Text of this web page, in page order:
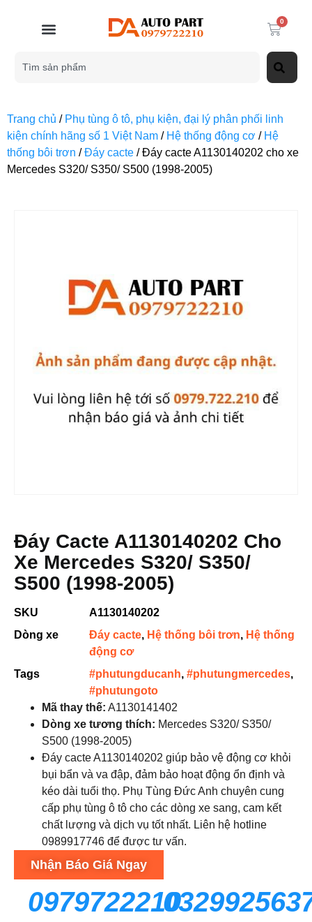
0
Trang chủ / Phụ tùng ô tô, phụ kiện, đại lý phân phối linh
kiện chính hãng số 1 Việt Nam / Hệ thống động cơ / Hệ
thống bôi trơn /Đáy cacte / Đáy cacte A1130140202 cho xe
Mercedes S320/ S350/ S500 (1998-2005)
Đáy Cacte A1130140202 Cho
Xe Mercedes S320/ S350/
S500 (1998-2005)
SKU
A1130140202
Dòng xe
Đáy cacte, Hệ thống bôi trơn, Hệ thống
động cơ
Tags
#phutungducanh, #phutungmercedes,
#phutungoto
Mã thay thế: A1130141402
Dòng xe tương thích: Mercedes S320/ S350/
S500 (1998-2005)
Đáy cacte A1130140202 giúp bảo vệ động cơ khỏi
bụi bẩn và va đập, đảm bảo hoạt động ổn định và
kéo dài tuổi thọ. Phụ Tùng Đức Anh chuyên cung
cấp phụ tùng ô tô cho các dòng xe sang, cam kết
chất lượng và dịch vụ tốt nhất. Liên hệ hotline
0989917746 để được tư vấn.
Nhận Báo Giá Ngay
0979722210